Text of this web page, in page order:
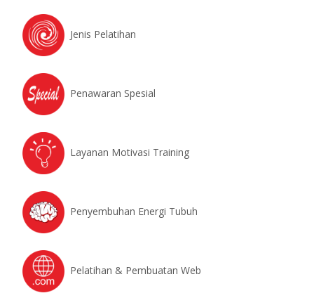
Jenis Pelatihan
Penawaran Spesial
Layanan Motivasi Training
Penyembuhan Energi Tubuh
Pelatihan & Pembuatan Web